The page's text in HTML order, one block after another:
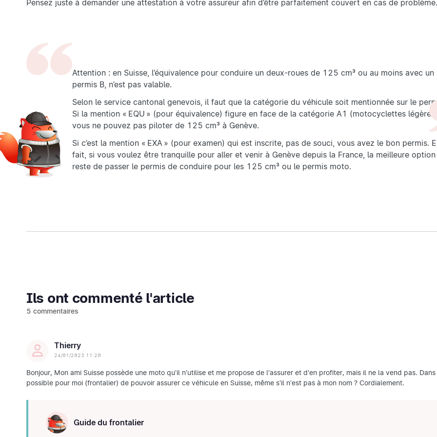
Pensez juste à demander une attestation à votre assureur afin d’être parfaitement couvert en cas de problème.
Attention : en Suisse, l’équivalence pour conduire un deux-roues de 125 cm³ ou au moins avec un
permis B, n’est pas valable.
Selon le service cantonal genevois, il faut que la catégorie du véhicule soit mentionnée sur le
Si la mention « EQU » (pour équivalence) figure en face de la catégorie A1 (motocyclettes légères),
vous ne pouvez pas piloter de 125 cm³ à Genève.
Si c’est la mention « EXA » (pour examen) qui est inscrite, pas de souci, vous avez le bon permis.
fait, si vous voulez être tranquille pour aller et venir à Genève depuis la France, la meilleure option
reste de passer le permis de conduire pour les 125 cm³ ou le permis moto.
Ils ont commenté l'article
5 commentaires
Thierry
24/01/2023 11:20
Bonjour, Mon ami Suisse possède une moto qu'il n'utilise et me propose de l'assurer et d'en profiter, mais il ne la vend pas.
possible pour moi (frontalier) de pouvoir assurer ce véhicule en Suisse, même s'il n'est pas à mon nom ? Cordialement.
Guide du frontalier